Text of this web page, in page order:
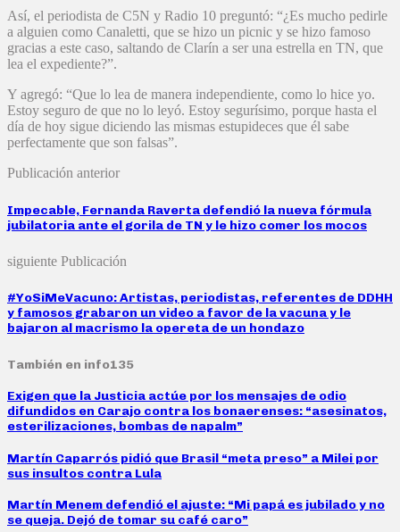
Así, el periodista de C5N y Radio 10 preguntó: “¿Es mucho pedirle
a alguien como Canaletti, que se hizo un picnic y se hizo famoso
gracias a este caso, saltando de Clarín a ser una estrella en TN, que
lea el expediente?”.
Y agregó: “Que lo lea de manera independiente, como lo hice yo.
Estoy seguro de que no lo leyó. Estoy segurísimo, porque hasta el
día de hoy sigue diciendo las mismas estupideces que él sabe
perfectamente que son falsas”.
Publicación anterior
Impecable, Fernanda Raverta defendió la nueva fórmula
jubilatoria ante el gorila de TN y le hizo comer los mocos
siguiente Publicación
#YoSiMeVacuno: Artistas, periodistas, referentes de DDHH
y famosos grabaron un video a favor de la vacuna y le
bajaron al macrismo la opereta de un hondazo
También en info135
Exigen que la Justicia actúe por los mensajes de odio
difundidos en Carajo contra los bonaerenses: “asesinatos,
esterilizaciones, bombas de napalm”
Martín Caparrós pidió que Brasil “meta preso” a Milei por
sus insultos contra Lula
Martín Menem defendió el ajuste: “Mi papá es jubilado y no
se queja. Dejó de tomar su café caro”